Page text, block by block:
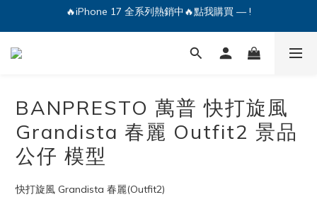
🔥iPhone 17 全系列熱銷中🔥點我購買 — !
🔥iPhone 17 全系列熱銷中🔥點我購買 — !
BANPRESTO 萬普 快打旋風
Grandista 春麗 Outfit2 景品
公仔 模型
快打旋風 Grandista 春麗(Outfit2)